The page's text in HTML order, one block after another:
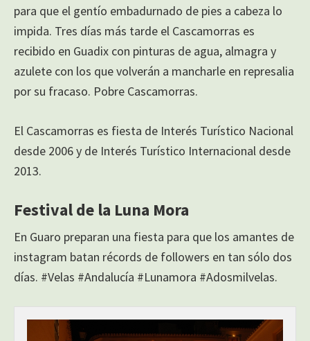
para que el gentío embadurnado de pies a cabeza lo
impida. Tres días más tarde el Cascamorras es
recibido en Guadix con pinturas de agua, almagra y
azulete con los que volverán a mancharle en represalia
por su fracaso. Pobre Cascamorras.
El Cascamorras es fiesta de Interés Turístico Nacional
desde 2006 y de Interés Turístico Internacional desde
2013.
Festival de la Luna Mora
En Guaro preparan una fiesta para que los amantes de
instagram batan récords de followers en tan sólo dos
días. #Velas #Andalucía #Lunamora #Adosmilvelas.